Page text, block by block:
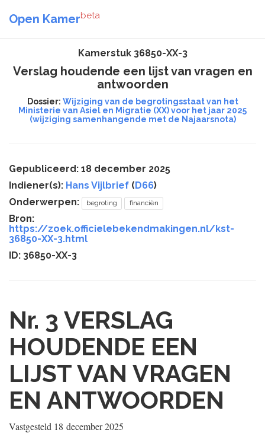
Open Kamerbeta
Kamerstuk 36850-XX-3
Verslag houdende een lijst van vragen en
antwoorden
Dossier: Wijziging van de begrotingsstaat van het
Ministerie van Asiel en Migratie (XX) voor het jaar 2025
(wijziging samenhangende met de Najaarsnota)
Gepubliceerd: 18 december 2025
Indiener(s): Hans Vijlbrief (D66)
Onderwerpen:
begroting financiën
Bron:
https://zoek.officielebekendmakingen.nl/kst-
36850-XX-3.html
ID: 36850-XX-3
Nr. 3 VERSLAG
HOUDENDE EEN
LIJST VAN VRAGEN
EN ANTWOORDEN
Vastgesteld 18 december 2025